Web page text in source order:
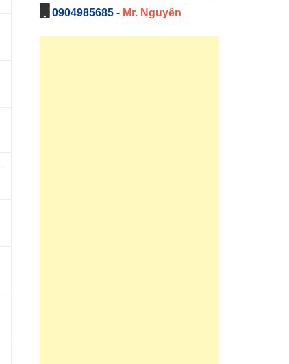
0904985685- Mr. Nguyên